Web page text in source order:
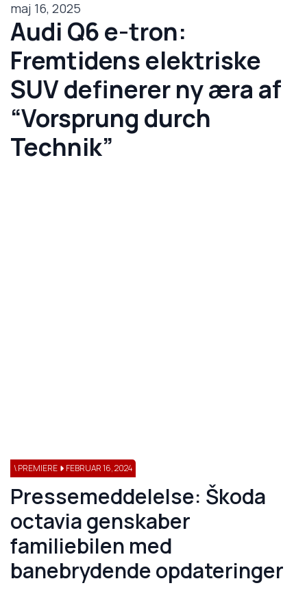
maj 16, 2025
Audi Q6 e-tron:
Fremtidens elektriske
SUV definerer ny æra af
“Vorsprung durch
Technik”
\ PREMIERE FEBRUAR 16, 2024
Pressemeddelelse: Škoda
octavia genskaber
familiebilen med
banebrydende opdateringer